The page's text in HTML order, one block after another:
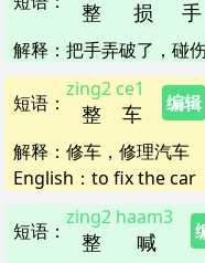
整 损 手
解释 ： 把手弄破了，碰
短语 ： 整
zing2
车
ce1
编辑
解释 ： 修车，修理汽车
English： to fix the car
短语 ： 整
zing2
喊
haam3